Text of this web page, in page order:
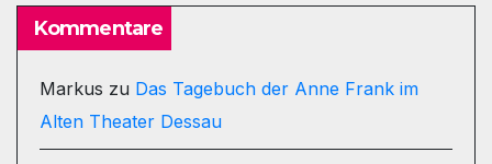
Kommentare
Markus zu Das Tagebuch der Anne Frank im
Alten Theater Dessau